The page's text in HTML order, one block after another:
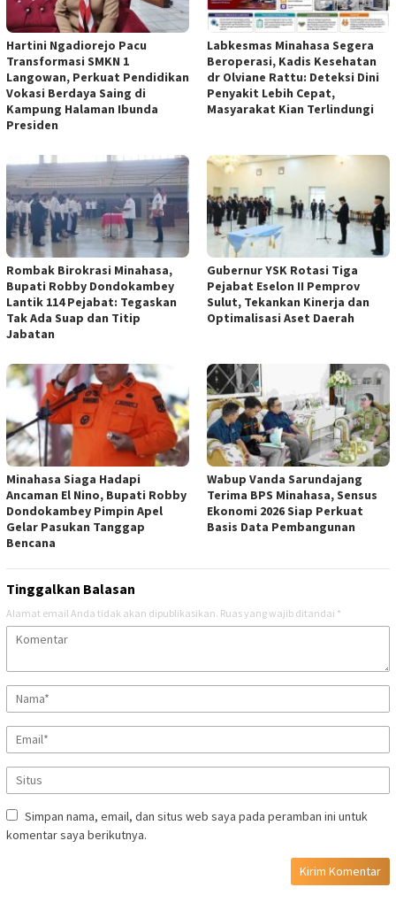
Hartini Ngadiorejo Pacu
Transformasi SMKN 1
Langowan, Perkuat Pendidikan
Vokasi Berdaya Saing di
Kampung Halaman Ibunda
Presiden
Labkesmas Minahasa Segera
Beroperasi, Kadis Kesehatan
dr Olviane Rattu: Deteksi Dini
Penyakit Lebih Cepat,
Masyarakat Kian Terlindungi
Rombak Birokrasi Minahasa,
Bupati Robby Dondokambey
Lantik 114 Pejabat: Tegaskan
Tak Ada Suap dan Titip
Jabatan
Gubernur YSK Rotasi Tiga
Pejabat Eselon II Pemprov
Sulut, Tekankan Kinerja dan
Optimalisasi Aset Daerah
Minahasa Siaga Hadapi
Ancaman El Nino, Bupati Robby
Dondokambey Pimpin Apel
Gelar Pasukan Tanggap
Bencana
Wabup Vanda Sarundajang
Terima BPS Minahasa, Sensus
Ekonomi 2026 Siap Perkuat
Basis Data Pembangunan
Tinggalkan Balasan
Alamat email Anda tidak akan dipublikasikan. Ruas yang wajib ditandai *
Simpan nama, email, dan situs web saya pada peramban ini untuk
komentar saya berikutnya.